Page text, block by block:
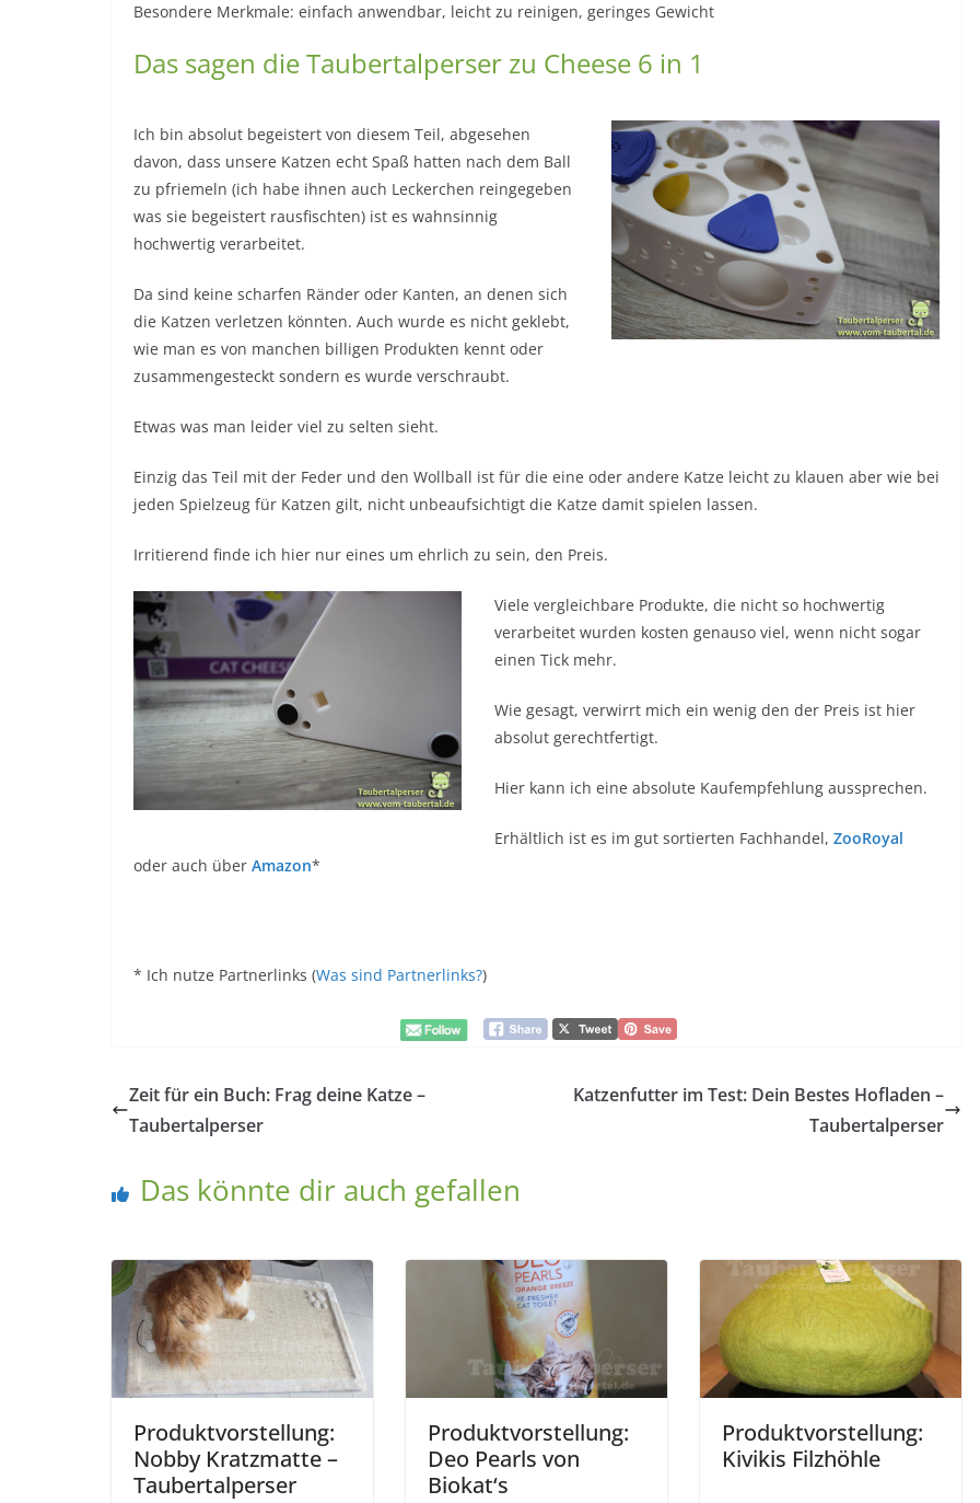
Besondere Merkmale: einfach anwendbar, leicht zu reinigen, geringes Gewicht
Das sagen die Taubertalperser zu Cheese 6 in 1
Ich bin absolut begeistert von diesem Teil, abgesehen
davon, dass unsere Katzen echt Spaß hatten nach dem Ball
zu pfriemeln (ich habe ihnen auch Leckerchen reingegeben
was sie begeistert rausfischten) ist es wahnsinnig
hochwertig verarbeitet.
Da sind keine scharfen Ränder oder Kanten, an denen sich
die Katzen verletzen könnten. Auch wurde es nicht geklebt,
wie man es von manchen billigen Produkten kennt oder
zusammengesteckt sondern es wurde verschraubt.
Etwas was man leider viel zu selten sieht.
Einzig das Teil mit der Feder und den Wollball ist für die eine oder andere Katze leicht zu klauen aber wie bei
jeden Spielzeug für Katzen gilt, nicht unbeaufsichtigt die Katze damit spielen lassen.
Irritierend finde ich hier nur eines um ehrlich zu sein, den Preis.
Viele vergleichbare Produkte, die nicht so hochwertig
verarbeitet wurden kosten genauso viel, wenn nicht sogar
einen Tick mehr.
Wie gesagt, verwirrt mich ein wenig den der Preis ist hier
absolut gerechtfertigt.
Hier kann ich eine absolute Kaufempfehlung aussprechen.
Erhältlich ist es im gut sortierten Fachhandel, ZooRoyal
oder auch über Amazon*
* Ich nutze Partnerlinks (Was sind Partnerlinks?)
Zeit für ein Buch: Frag deine Katze –
Taubertalperser
Katzenfutter im Test: Dein Bestes Hofladen –
Taubertalperser
Das könnte dir auch gefallen
Produktvorstellung:
Nobby Kratzmatte –
Taubertalperser
Produktvorstellung:
Deo Pearls von
Biokat‘s
Produktvorstellung:
Kivikis Filzhöhle